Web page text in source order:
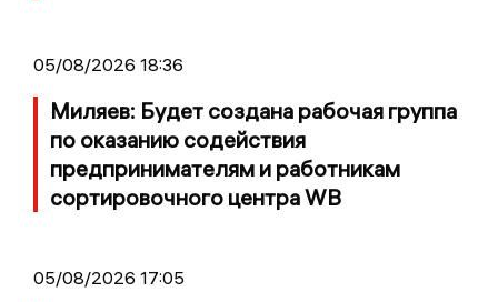
05/08/2026 18:36
Миляев: Будет создана рабочая группа
по оказанию содействия
предпринимателям и работникам
сортировочного центра WB
05/08/2026 17:05